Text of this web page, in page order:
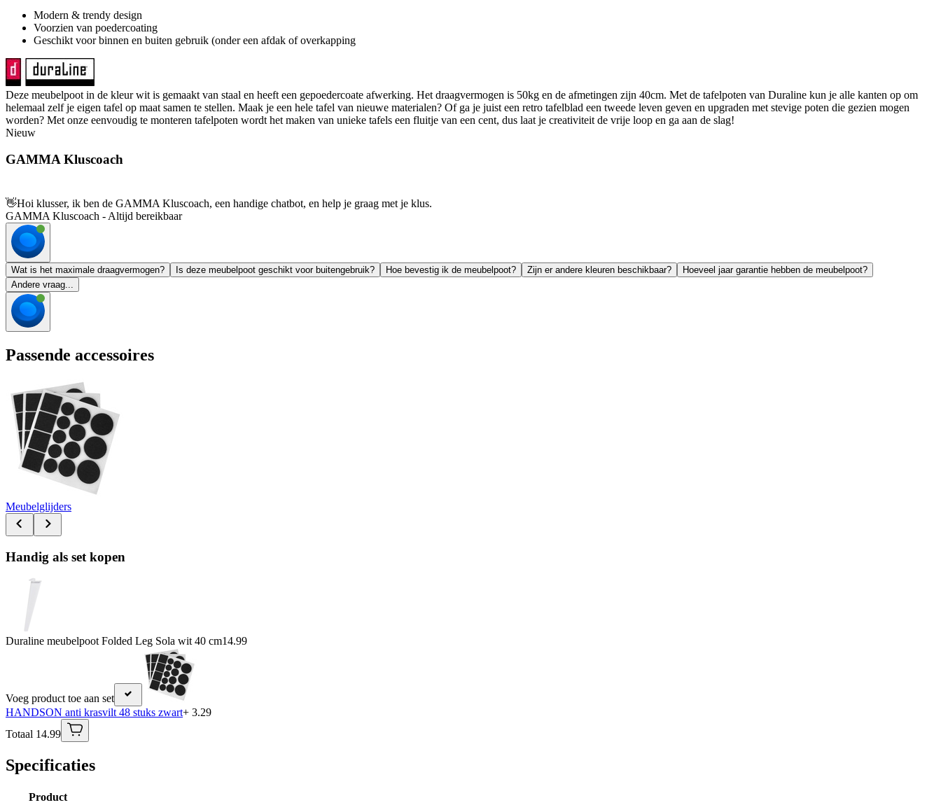
Modern & trendy design
Voorzien van poedercoating
Geschikt voor binnen en buiten gebruik (onder een afdak of overkapping
Deze meubelpoot in de kleur wit is gemaakt van staal en heeft een gepoedercoate afwerking. Het draagvermogen is 50kg en de afmetingen zijn 40cm. Met de tafelpoten van Duraline kun je alle kanten op om
helemaal zelf je eigen tafel op maat samen te stellen. Maak je een hele tafel van nieuwe materialen? Of ga je juist een retro tafelblad een tweede leven geven en upgraden met stevige poten die gezien mogen
worden? Met onze eenvoudig te monteren tafelpoten wordt het maken van unieke tafels een fluitje van een cent, dus laat je creativiteit de vrije loop en ga aan de slag!
Nieuw
GAMMA Kluscoach
👋Hoi klusser, ik ben de GAMMA Kluscoach, een handige chatbot, en help je graag met je klus.
GAMMA Kluscoach - Altijd bereikbaar
Wat is het maximale draagvermogen? Is deze meubelpoot geschikt voor buitengebruik? Hoe bevestig ik de meubelpoot? Zijn er andere kleuren beschikbaar?
Hoeveel jaar garantie hebben de meubelpoot?
Andere vraag...
Passende accessoires
Meubelglijders
Handig als set kopen
Duraline meubelpoot Folded Leg Sola wit 40 cm14.99
Voeg product toe aan set
HANDSON anti krasvilt 48 stuks zwart+ 3.29
Totaal 14.99
Specificaties
Product